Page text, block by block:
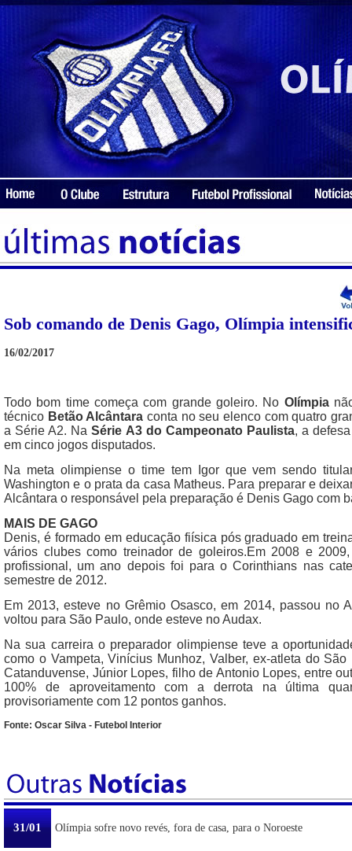
Sob comando de Denis Gago, Olímpia
16/02/2017
Todo bom time começa com grande goleiro. No Olímpia
técnico Betão Alcântaraconta no seu elenco com quatro
a Série A2. NaSérie A3 do Campeonato Paulista, a
em cinco jogos disputados.
Na meta olimpiense o time tem Igor que vem sendo
Washington e o prata da casa Matheus. Para preparar e
Alcântara o responsável pela preparação é Denis Gago com
MAIS DE GAGO
Denis, é formado em educação fiísica pós graduado em
vários clubes como treinador de goleiros.Em 2008 e
profissional, um ano depois foi para o Corinthians nas
semestre de 2012.
Em 2013, esteve no Grêmio Osasco, em 2014, passou no
voltou para São Paulo, onde esteve no Audax.
Na sua carreira o preparador olimpiense teve a
como o Vampeta, Vinícius Munhoz, Valber, ex-atleta do
Catanduvense, Júnior Lopes, filho de Antonio Lopes, entre
100% de aproveitamento com a derrota na última
provisoriamente com 12 pontos ganhos.
Fonte: Oscar Silva - Futebol Interior
31/01 Olímpia sofre novo revés, fora de casa, para o Noroeste